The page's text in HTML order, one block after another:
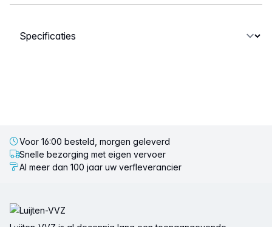
Selecteer een tabblad
Voor 16:00 besteld, morgen geleverd
Snelle bezorging met eigen vervoer
Al meer dan 100 jaar uw verfleverancier